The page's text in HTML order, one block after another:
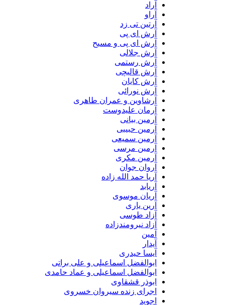
آرتین تی زد
آرش ای پی
آرش ای پی و مسیح
آرش جلالی
آرش رستمی
آرش قالیچی
آرش کایان
آرش نورائی
آرشاوین و عمران طاهری
آرمان علیدوست
آرمین بیانی
آرمین حبیبی
آرمین سمیعی
آرمین مرسی
آرمین مکری
آروان جوان
آریا حمد الله زاده
آریان موسوی
آرین یاری
آزاد طوسی
آزاد نیرومندزاده
آیسا حیدری
ابوالفضل اسماعیلی و علی براتی
ابوالفضل اسماعیلی و عماد حامدی
ابوذر قشقاوی
اجرای زنده سیروان خسروی